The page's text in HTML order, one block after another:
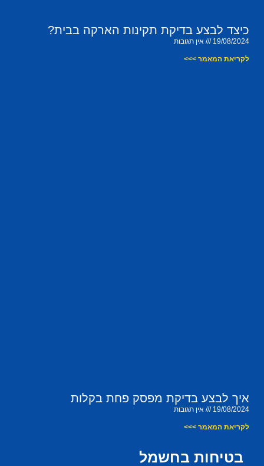
כיצד לבצע בדיקת תקינות הארקה בבית?
19/08/2024 אין תגובות
לקריאת המאמר >>>
איך לבצע בדיקת מפסק פחת בקלות
19/08/2024 אין תגובות
לקריאת המאמר >>>
בטיחות בחשמל